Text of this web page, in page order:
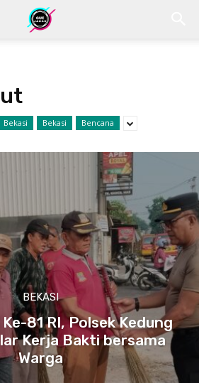
Bekasi Bekasi Bencana
BEKASI
81 RI, Polsek Kedung
Kerja Bakti bersama
Warga